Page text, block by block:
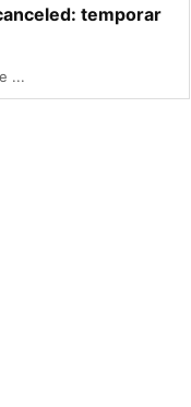
temporar
...